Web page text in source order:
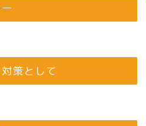
策として